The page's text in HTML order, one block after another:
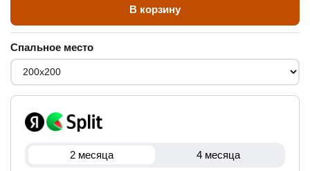
В корзину
Спальное место
2 месяца 4 месяца